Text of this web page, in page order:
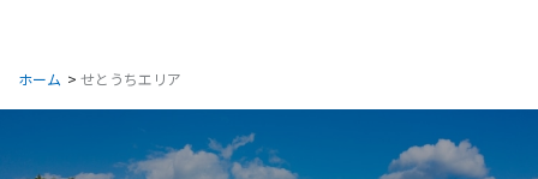
ホーム > せとうちエリア